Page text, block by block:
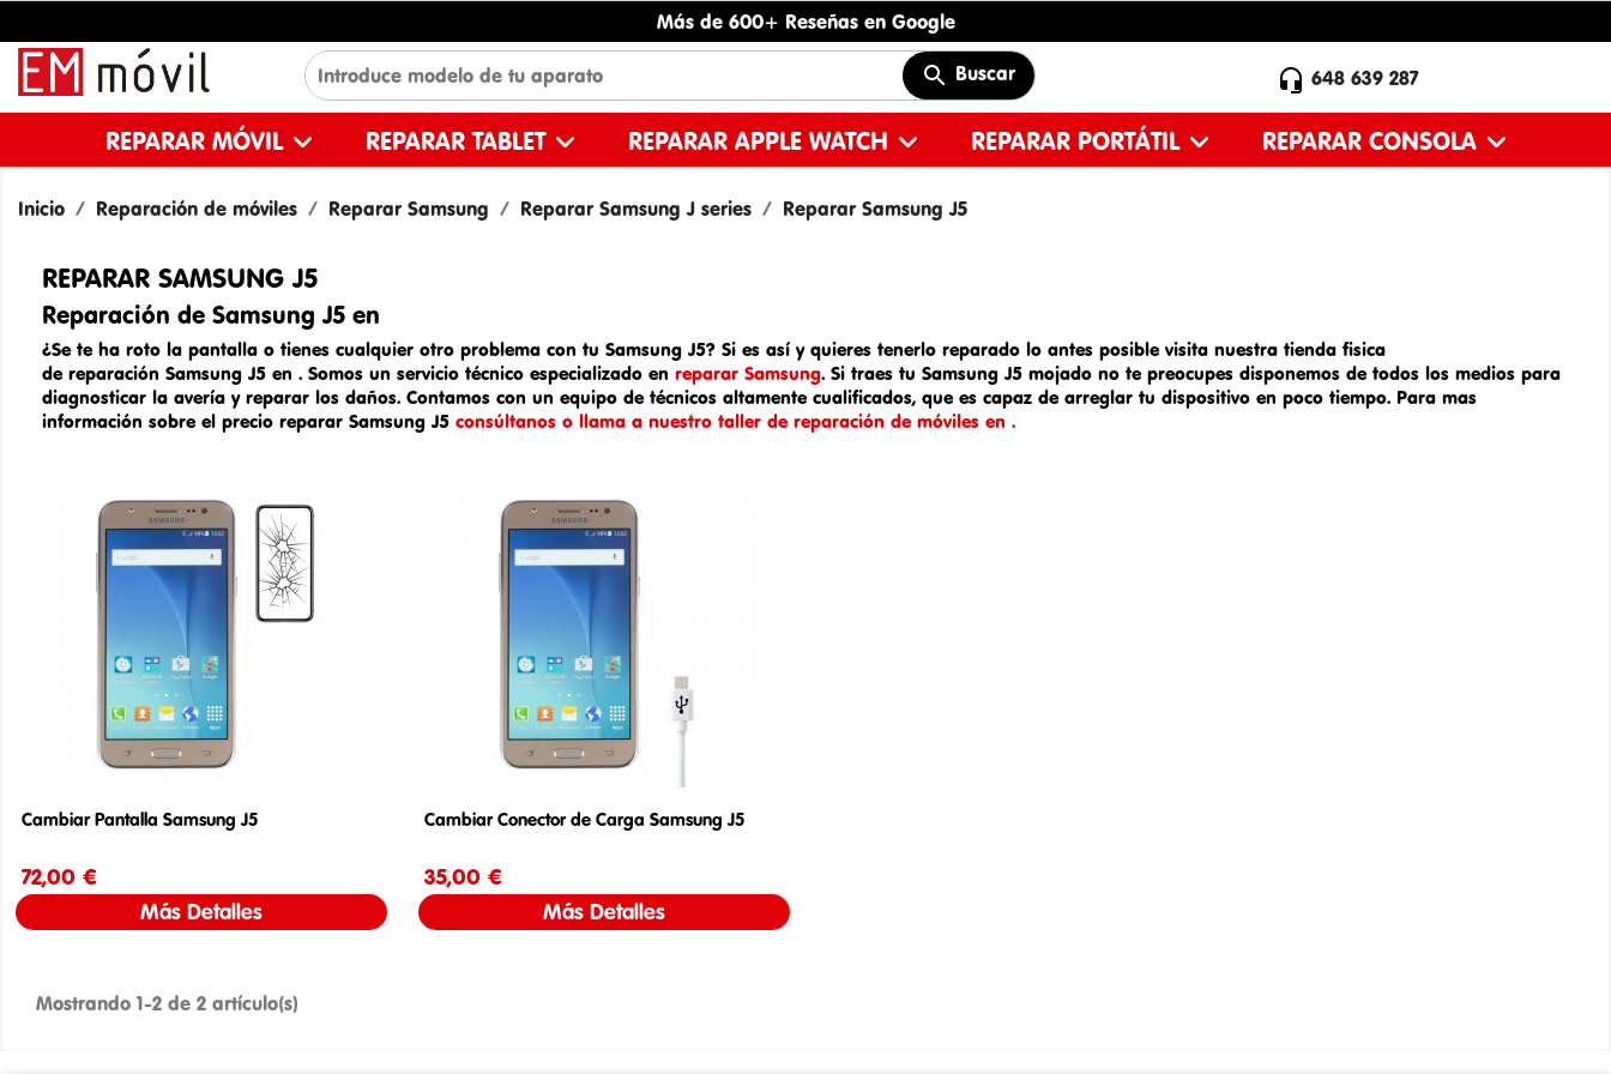
Más de 600+ Reseñas en Google
Buscar  648 639 287
REPARAR MÓVIL REPARAR TABLET REPARAR APPLE WATCH REPARAR PORTÁTIL REPARAR CONSOLA
Inicio Reparación de móviles Reparar Samsung Reparar Samsung J series Reparar Samsung J5
REPARAR SAMSUNG J5
Reparación de Samsung J5 en
¿Se te ha roto la pantalla o tienes cualquier otro problema con tu Samsung J5? Si es así y quieres tenerlo reparado lo antes posible visita nuestra tienda fisica
de reparación Samsung J5 en . Somos un servicio técnico especializado en reparar Samsung. Si traes tu Samsung J5 mojado no te preocupes disponemos de todos los medios para
diagnosticar la avería y reparar los daños. Contamos con un equipo de técnicos altamente cualificados, que es capaz de arreglar tu dispositivo en poco tiempo. Para mas
información sobre el precio reparar Samsung J5 consúltanos o llama a nuestro taller de reparación de móviles en .
Cambiar Pantalla Samsung J5
72,00 €
Más Detalles
Cambiar Conector de Carga Samsung J5
35,00 €
Más Detalles
Mostrando 1-2 de 2 artículo(s)